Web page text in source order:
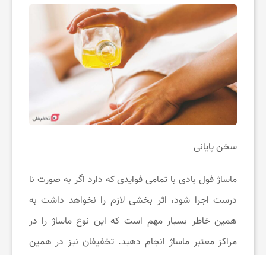
سخن پایانی
ماساژ فول بادی با تمامی فوایدی که دارد اگر به صورت نا
درست اجرا شود، اثر بخشی لازم را نخواهد داشت به
همین خاطر بسیار مهم است که این نوع ماساژ را در
مراکز معتبر ماساژ انجام دهید. تخفیفان نیز در همین